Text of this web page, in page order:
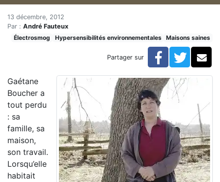
Accueil
Articles
Maisons saines
Hypersensibilités environnementales
Compteurs intelligents : une « taxe santé » contestée
Compteurs intelligents : une
13 décembre, 2012
Par : André Fauteux
Électrosmog
Hypersensibilités environnementales Maisons saines
Partager sur Facebook
Gaétane
Boucher a
tout perdu
: sa
famille, sa
maison,
son travail.
Lorsqu’elle
habitait